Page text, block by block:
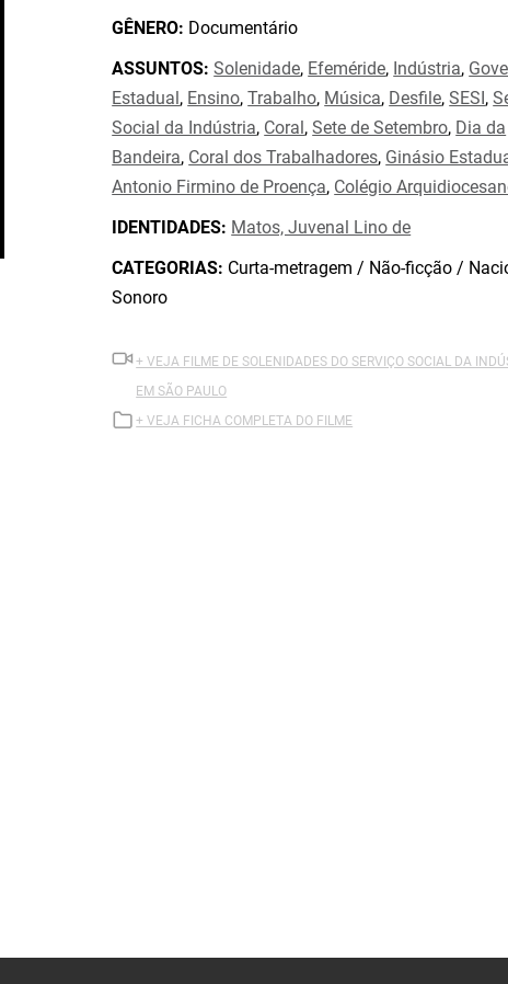
GÊNERO: Documentário
ASSUNTOS: Solenidade, Efeméride, Indústria,
Estadual, Ensino,Trabalho, Música, Desfile,SESI,
Social da Indústria, Coral,Sete de Setembro, Dia da
Bandeira, Coral dos Trabalhadores, Ginásio
Antonio Firmino de Proença, Colégio
IDENTIDADES: Matos, Juvenal Lino de
CATEGORIAS: Curta-metragem / Não-ficção /
Sonoro
+ VEJA FILME DE SOLENIDADES DO SERVIÇO SOCIAL DA
EM SÃO PAULO
+ VEJA FICHA COMPLETA DO FILME